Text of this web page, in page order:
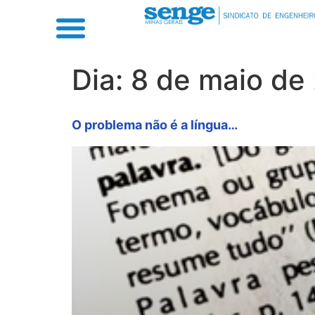
Dia: 8 de maio
O problema não é a língua…